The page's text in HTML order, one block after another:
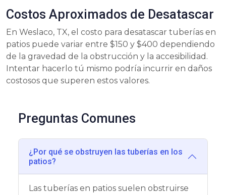
Costos Aproximados de Desatascar
En Weslaco, TX, el costo para desatascar tuberías en
patios puede variar entre $150 y $400 dependiendo
de la gravedad de la obstrucción y la accesibilidad.
Intentar hacerlo tú mismo podría incurrir en daños
costosos que superen estos valores.
Preguntas Comunes
¿Por qué se obstruyen las tuberías en los
patios?
Las tuberías en patios suelen obstruirse